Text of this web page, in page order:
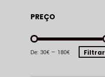
PREÇO
PREÇO
PREÇO
Filtrar
De: 30€ — 180€